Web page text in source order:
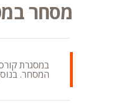
מסחר
במסגרת
המסחר.